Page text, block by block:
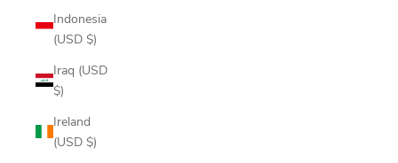
Indonesia
(USD $)
Iraq (USD
$)
Ireland
(USD $)